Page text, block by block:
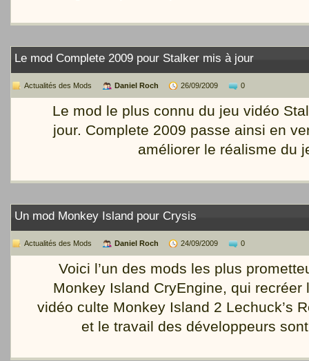
Le mod Complete 2009 pour Stalker mis à jour
Actualités des Mods Daniel Roch 26/09/2009 0
Le mod le plus connu du jeu vidéo
jour. Complete 2009 passe ainsi en
améliorer le réalisme du
Un mod Monkey Island pour Crysis
Actualités des Mods Daniel Roch 24/09/2009 0
Voici l’un des mods les plus
Monkey Island CryEngine, qui recréer
vidéo culte Monkey Island 2 Lechuck’s
et le travail des développeurs